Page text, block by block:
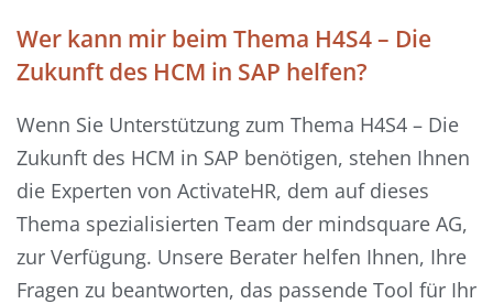
Wer kann mir beim Thema H4S4 – Die
Zukunft des HCM in SAP helfen?
Wenn Sie Unterstützung zum Thema H4S4 – Die
Zukunft des HCM in SAP benötigen, stehen Ihnen
die Experten von ActivateHR, dem auf dieses
Thema spezialisierten Team der mindsquare AG,
zur Verfügung. Unsere Berater helfen Ihnen, Ihre
Fragen zu beantworten, das passende Tool für Ihr